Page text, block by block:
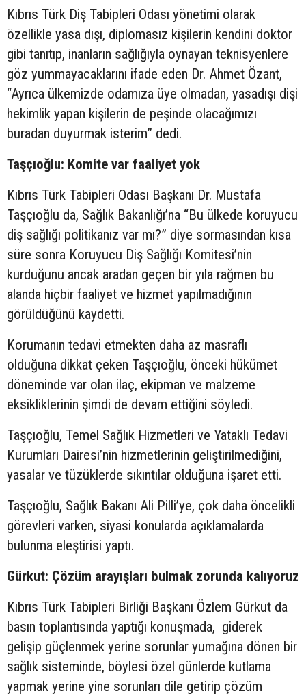
Kıbrıs Türk Diş Tabipleri Odası yönetimi olarak
özellikle yasa dışı, diplomasız kişilerin kendini doktor
gibi tanıtıp, inanların sağlığıyla oynayan teknisyenlere
göz yummayacaklarını ifade eden Dr. Ahmet Özant,
“Ayrıca ülkemizde odamıza üye olmadan, yasadışı dişi
hekimlik yapan kişilerin de peşinde olacağımızı
buradan duyurmak isterim” dedi.
Taşçıoğlu: Komite var faaliyet yok
Kıbrıs Türk Tabipleri Odası Başkanı Dr. Mustafa
Taşçıoğlu da, Sağlık Bakanlığı’na “Bu ülkede koruyucu
diş sağlığı politikanız var mı?” diye sormasından kısa
süre sonra Koruyucu Diş Sağlığı Komitesi’nin
kurduğunu ancak aradan geçen bir yıla rağmen bu
alanda hiçbir faaliyet ve hizmet yapılmadığının
görüldüğünü kaydetti.
Korumanın tedavi etmekten daha az masraflı
olduğuna dikkat çeken Taşçıoğlu, önceki hükümet
döneminde var olan ilaç, ekipman ve malzeme
eksikliklerinin şimdi de devam ettiğini söyledi.
Taşçıoğlu, Temel Sağlık Hizmetleri ve Yataklı Tedavi
Kurumları Dairesi’nin hizmetlerinin geliştirilmediğini,
yasalar ve tüzüklerde sıkıntılar olduğuna işaret etti.
Taşçıoğlu, Sağlık Bakanı Ali Pilli’ye, çok daha öncelikli
görevleri varken, siyasi konularda açıklamalarda
bulunma eleştirisi yaptı.
Gürkut: Çözüm arayışları bulmak zorunda kalıyoruz
Kıbrıs Türk Tabipleri Birliği Başkanı Özlem Gürkut da
basın toplantısında yaptığı konuşmada, giderek
gelişip güçlenmek yerine sorunlar yumağına dönen bir
sağlık sisteminde, böylesi özel günlerde kutlama
yapmak yerine yine sorunları dile getirip çözüm